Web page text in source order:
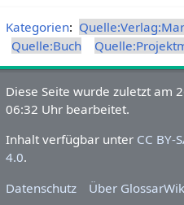
Kategorien:
Quelle:Buch
Diese Seite wurde zuletzt am
06:32 Uhr bearbeitet.
Inhalt verfügbar unter CC BY-
4.0.
Datenschutz
Über